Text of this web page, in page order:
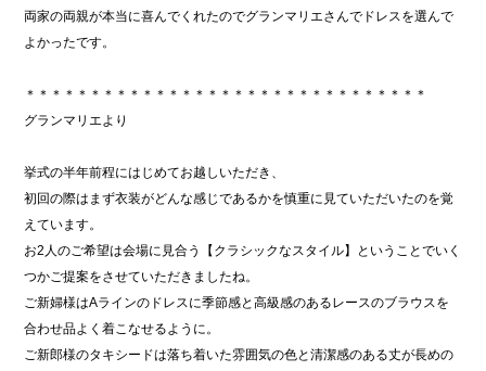
両家の両親が本当に喜んでくれたのでグランマリエさんでドレスを選んで
よかったです。
＊＊＊＊＊＊＊＊＊＊＊＊＊＊＊＊＊＊＊＊＊＊＊＊＊＊＊＊＊＊＊
グランマリエより
挙式の半年前程にはじめてお越しいただき、
初回の際はまず衣装がどんな感じであるかを慎重に見ていただいたのを覚
えています。
お2人のご希望は会場に見合う【クラシックなスタイル】ということでいく
つかご提案をさせていただきましたね。
ご新婦様はAラインのドレスに季節感と高級感のあるレースのブラウスを
合わせ品よく着こなせるように。
ご新郎様のタキシードは落ち着いた雰囲気の色と清潔感のある丈が長めの